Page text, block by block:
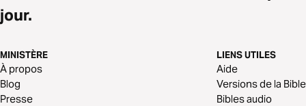
jour.
MINISTÈRE
À propos
Blog
Presse
LIENS UTILES
Aide
Versions de la Bible
Bibles audio